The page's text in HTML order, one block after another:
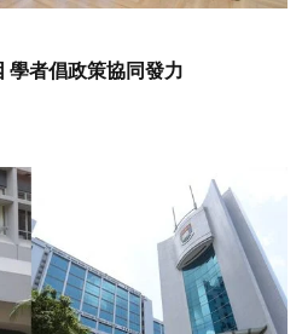
學者倡政策協同發力